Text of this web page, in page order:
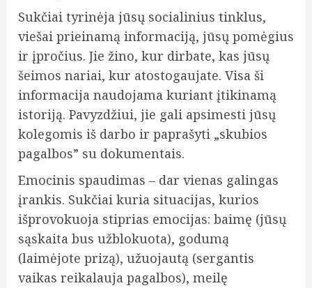
Sukčiai tyrinėja jūsų socialinius tinklus,
viešai prieinamą informaciją, jūsų pomėgius
ir įpročius. Jie žino, kur dirbate, kas jūsų
šeimos nariai, kur atostogaujate. Visa ši
informacija naudojama kuriant įtikinamą
istoriją. Pavyzdžiui, jie gali apsimesti jūsų
kolegomis iš darbo ir paprašyti „skubios
pagalbos” su dokumentais.
Emocinis spaudimas – dar vienas galingas
įrankis. Sukčiai kuria situacijas, kurios
išprovokuoja stiprias emocijas: baimę (jūsų
sąskaita bus užblokuota), godumą
(laimėjote prizą), užuojautą (sergantis
vaikas reikalauja pagalbos), meilę